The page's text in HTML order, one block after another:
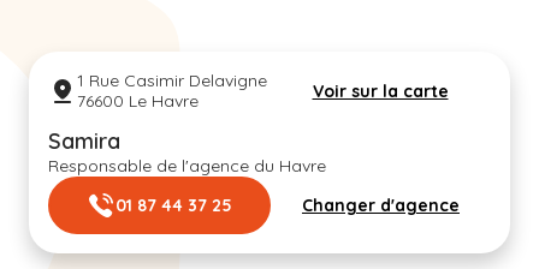
1 Rue Casimir Delavigne
76600 Le Havre
Voir sur la carte
Samira
Responsable de l'agence du Havre
01 87 44 37 25
Changer d'agence